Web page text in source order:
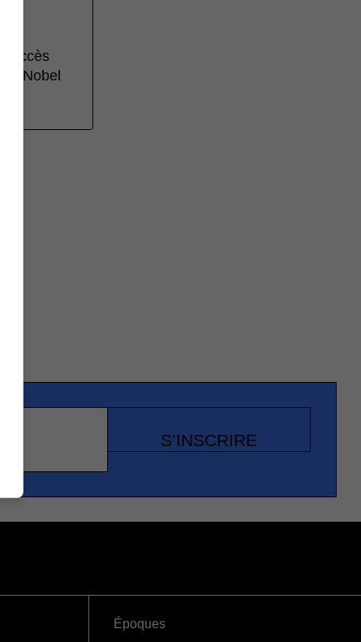
succès
Nobel
S’INSCRIRE
Époques